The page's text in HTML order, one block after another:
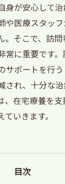
身が安心して
や医療スタッ
。そこで、訪
常に重要です
サポートを行
され、十分な
、在宅療養を
いきます。
目次